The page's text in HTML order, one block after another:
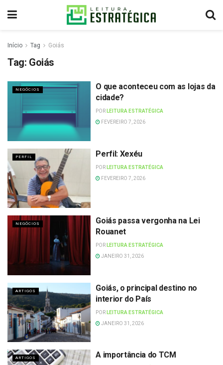
Início Tag Goiás
Tag: Goiás
NEGÓCIOS
O que aconteceu com as lojas da
cidade?
POR LEITURA ESTRATÉGICA
FEVEREIRO 7, 2026
PERFIL Perfil: Xexéu
POR LEITURA ESTRATÉGICA
FEVEREIRO 7, 2026
NEGÓCIOS
Goiás passa vergonha na Lei
Rouanet
POR LEITURA ESTRATÉGICA
JANEIRO 31, 2026
ARTIGOS
Goiás, o principal destino no
interior do País
POR LEITURA ESTRATÉGICA
JANEIRO 31, 2026
ARTIGOS A importância do TCM